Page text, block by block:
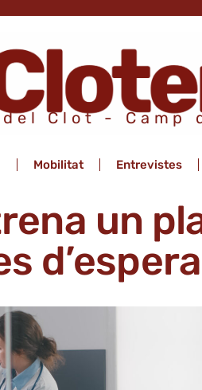
Clot - Camp
Mobilitat Entrevistes
un
d’espera